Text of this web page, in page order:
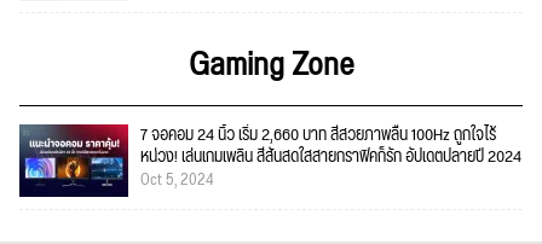
Gaming Zone
7 จอคอม 24 นิ้ว เริ่ม 2,660 บาท สีสวยภาพลื่น 100Hz ถูกใจไร้
หน่วง! เล่นเกมเพลิน สีสันสดใสสายกราฟิคก็รัก อัปเดตปลายปี 2024
Oct 5, 2024